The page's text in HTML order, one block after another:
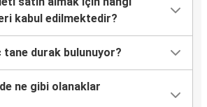
kabul edilmektedir?
tane durak bulunuyor?
ne gibi olanaklar